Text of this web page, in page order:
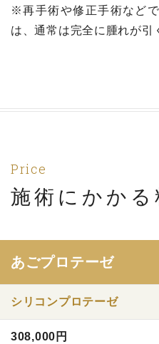
※再手術や修正手術など
は、通常は完全に腫れが引
Price
施術にかかる
あごプロテーゼ
シリコンプロテーゼ
308,000円